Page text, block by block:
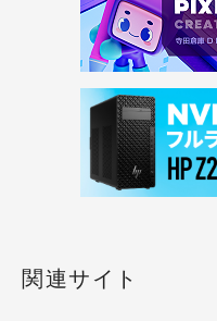
関連サイト